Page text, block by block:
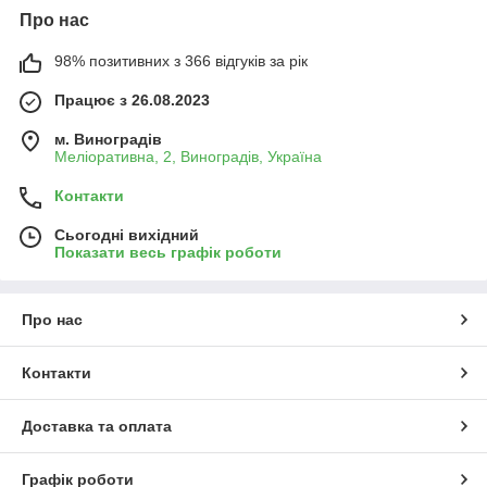
Про нас
98% позитивних з 366 відгуків за рік
Працює з 26.08.2023
м. Виноградів
Меліоративна, 2, Виноградів, Україна
Контакти
Сьогодні вихідний
Показати весь графік роботи
Про нас
Контакти
Доставка та оплата
Графік роботи